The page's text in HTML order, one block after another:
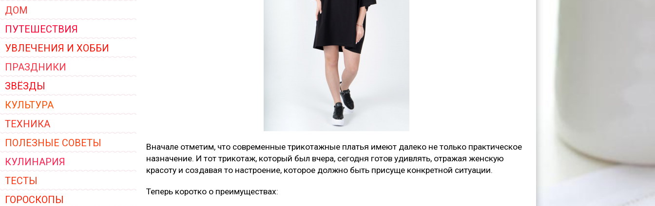
ДОМ
ПУТЕШЕСТВИЯ
УВЛЕЧЕНИЯ И ХОББИ
ПРАЗДНИКИ
ЗВЁЗДЫ
КУЛЬТУРА
ТЕХНИКА
ПОЛЕЗНЫЕ СОВЕТЫ
КУЛИНАРИЯ
ТЕСТЫ
ГОРОСКОПЫ
Вначале отметим, что современные трикотажные платья имеют далеко не только практическое
назначение. И тот трикотаж, который был вчера, сегодня готов удивлять, отражая женскую
красоту и создавая то настроение, которое должно быть присуще конкретной ситуации.
Теперь коротко о преимуществах: